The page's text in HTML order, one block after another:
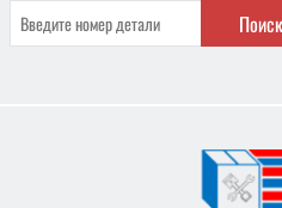
Поиск